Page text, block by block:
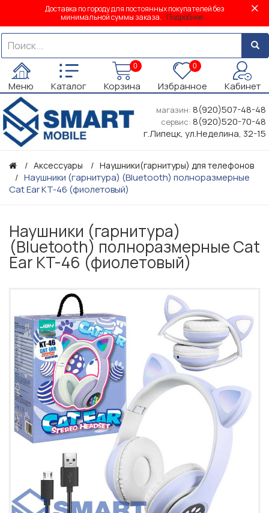
Доставка по городу для постоянных покупателей без
минимальной суммы заказа. Подробнее...
Меню Каталог
0
Корзина
0
Избранное Кабинет
магазин: 8(920)507-48-48
сервис: 8(920)520-70-48
г.Липецк, ул.Неделина, 32-15
Аксессуары Наушники(гарнитуры) для телефонов
Наушники (гарнитура) (Bluetooth) полноразмерные
Cat Ear KT-46 (фиолетовый)
Наушники (гарнитура)
(Bluetooth) полноразмерные Cat
Ear KT-46 (фиолетовый)